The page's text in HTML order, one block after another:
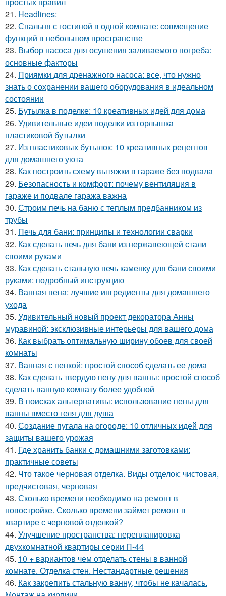
21. Headlines:
22. Спальня с гостиной в одной комнате: совмещение
функций в небольшом пространстве
23. Выбор насоса для осушения заливаемого погреба:
основные факторы
24. Приямки для дренажного насоса: все, что нужно
знать о сохранении вашего оборудования в идеальном
состоянии
25. Бутылка в поделке: 10 креативных идей для дома
26. Удивительные идеи поделки из горлышка
пластиковой бутылки
27. Из пластиковых бутылок: 10 креативных рецептов
для домашнего уюта
28. Как построить схему вытяжки в гараже без подвала
29. Безопасность и комфорт: почему вентиляция в
гараже и подвале гаража важна
30. Строим печь на баню с теплым предбанником из
трубы
31. Печь для бани: принципы и технологии сварки
32. Как сделать печь для бани из нержавеющей стали
своими руками
33. Как сделать стальную печь каменку для бани своими
руками: подробный инструкцию
34. Ванная пена: лучшие ингредиенты для домашнего
ухода
35. Удивительный новый проект декоратора Анны
муравиной: эксклюзивные интерьеры для вашего дома
36. Как выбрать оптимальную ширину обоев для своей
комнаты
37. Ванная с пенкой: простой способ сделать ее дома
38. Как сделать твердую пену для ванны: простой способ
сделать ванную комнату более удобной
39. В поисках альтернативы: использование пены для
ванны вместо геля для душа
40. Создание пугала на огороде: 10 отличных идей для
защиты вашего урожая
41. Где хранить банки с домашними заготовками:
практичные советы
42. Что такое черновая отделка. Виды отделок: чистовая,
предчистовая, черновая
43. Сколько времени необходимо на ремонт в
новостройке. Сколько времени займет ремонт в
квартире с черновой отделкой?
44. Улучшение пространства: перепланировка
двухкомнатной квартиры серии П-44
45. 10 + вариантов чем отделать стены в ванной
комнате. Отделка стен. Нестандартные решения
46. Как закрепить стальную ванну, чтобы не качалась.